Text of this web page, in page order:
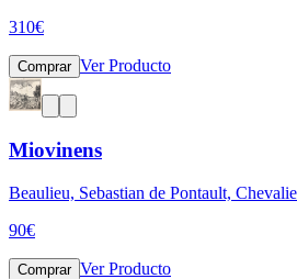
310€
Comprar Ver Producto
Miovinens
Beaulieu, Sebastian de Pontault,
90€
Comprar Ver Producto